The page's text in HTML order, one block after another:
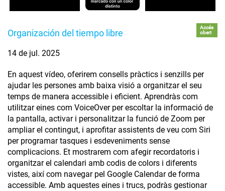
Organización del tiempo libre
Accés
obert
14 de jul. 2025
En aquest vídeo, oferirem consells pràctics i senzills per
ajudar les persones amb baixa visió a organitzar el seu
temps de manera accessible i eficient. Aprendràs com
utilitzar eines com VoiceOver per escoltar la informació de
la pantalla, activar i personalitzar la funció de Zoom per
ampliar el contingut, i aprofitar assistents de veu com Siri
per programar tasques i esdeveniments sense
complicacions. Et mostrarem com afegir recordatoris i
organitzar el calendari amb codis de colors i diferents
vistes, així com navegar pel Google Calendar de forma
accessible. Amb aquestes eines i trucs, podràs gestionar